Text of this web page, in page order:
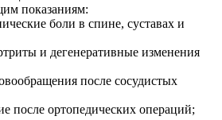
показаниям:
боли в спине, суставах и
и дегенеративные изменения
после сосудистых
после ортопедических операций;